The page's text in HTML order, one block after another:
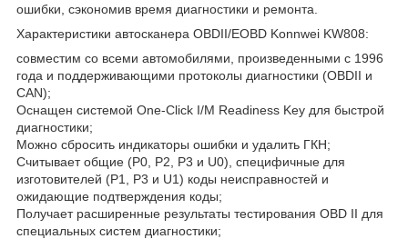
ошибки, сэкономив время диагностики и ремонта.
Характеристики автосканера OBDII/EOBD Konnwei KW808:
совместим со всеми автомобилями, произведенными с 1996
года и поддерживающими протоколы диагностики (OBDII и
CAN);
Оснащен системой One-Click I/M Readiness Key для быстрой
диагностики;
Можно сбросить индикаторы ошибки и удалить ГКН;
Считывает общие (P0, P2, P3 и U0), специфичные для
изготовителей (P1, P3 и U1) коды неисправностей и
ожидающие подтверждения коды;
Получает расширенные результаты тестирования OBD II для
специальных систем диагностики;